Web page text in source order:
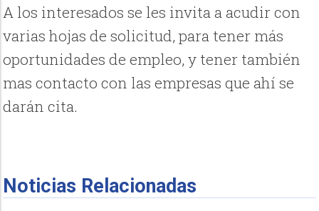
A los interesados se les invita a acudir con
varias hojas de solicitud, para tener más
oportunidades de empleo, y tener también
mas contacto con las empresas que ahí se
darán cita.
Noticias Relacionadas